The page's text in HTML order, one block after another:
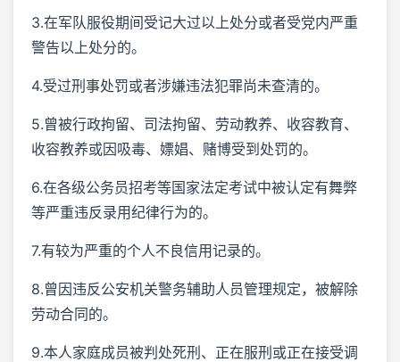
3.在军队服役期间受记大过以上处分或者受党内严重
警告以上处分的。
4.受过刑事处罚或者涉嫌违法犯罪尚未查清的。
5.曾被行政拘留、司法拘留、劳动教养、收容教育、
收容教养或因吸毒、嫖娼、赌博受到处罚的。
6.在各级公务员招考等国家法定考试中被认定有舞弊
等严重违反录用纪律行为的。
7.有较为严重的个人不良信用记录的。
8.曾因违反公安机关警务辅助人员管理规定，被解除
劳动合同的。
9.本人家庭成员被判处死刑、正在服刑或正在接受调